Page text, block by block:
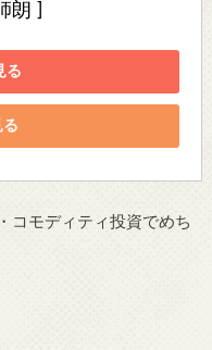
朗 ]
る
る
コモディティ投資でめち